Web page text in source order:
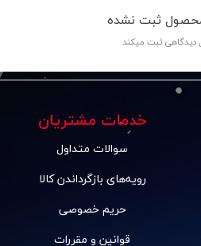
محصول ثبت نشده
دیدگاهی ثبت میکند
خدمات مشتریان
سوالات متداول
رویه‌های بازگرداندن کالا
حریم خصوصی
قوانین و مقررات